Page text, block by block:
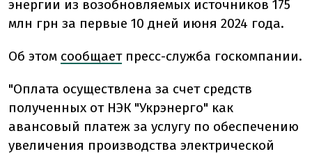
энергии из возобновляемых источников 175
млн грн за первые 10 дней июня 2024 года.
Об этом сообщаетпресс-служба госкомпании.
"Оплата осуществлена за счет средств
полученных от НЭК "Укрэнерго" как
авансовый платеж за услугу по обеспечению
увеличения производства электрической